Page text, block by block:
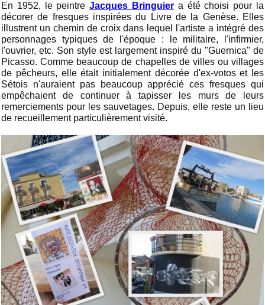
En 1952, le peintreJacques Bringuier a été choisi pour la
décorer de fresques inspirées du Livre de la Genèse. Elles
illustrent un chemin de croix dans lequel l'artiste a intégré des
personnages typiques de l'époque : le militaire, l'infirmier,
l'ouvrier, etc. Son style est largement inspiré du "Guernica" de
Picasso. Comme beaucoup de chapelles de villes ou villages
de pêcheurs, elle était initialement décorée d'ex-votos et les
Sétois n'auraient pas beaucoup apprécié ces fresques qui
empêchaient de continuer à tapisser les murs de leurs
remerciements pour les sauvetages. Depuis, elle reste un lieu
de recueillement particulièrement visité.